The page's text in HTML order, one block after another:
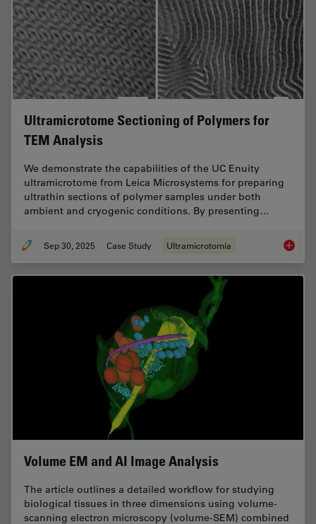
Ultramicrotome Sectioning of Polymers for
TEM Analysis
We demonstrate the capabilities of the UC Enuity
ultramicrotome from Leica Microsystems for preparing
ultrathin sections of polymer samples under both
ambient and cryogenic conditions. By presenting…
Sep 30, 2025 Case Study Ultramicrotomía
Volume EM and AI Image Analysis
The article outlines a detailed workflow for studying
biological tissues in three dimensions using volume-
scanning electron microscopy (volume-SEM) combined